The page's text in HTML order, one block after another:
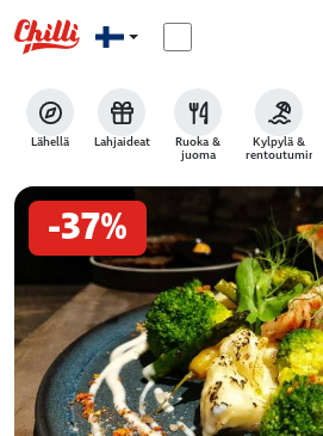
Lähellä Lahjaideat Ruoka &
juoma
Kylpylä &
rentoutuminen
-37%